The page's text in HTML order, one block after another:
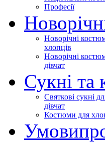
Професії
Новорічні
хлопців
Новорічні
дівчат
Сукні та
Святкові сукні
дівчат
Костюми для
Умови